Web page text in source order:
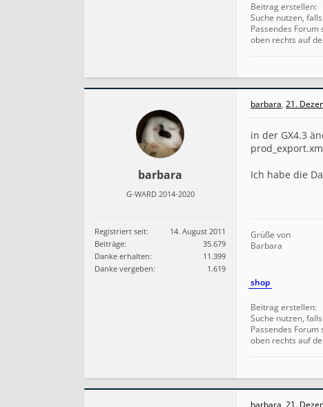
Beitrag erstellen:
Suche nutzen,
Passendes
oben rechts auf
barbara
G-WARD 2014-2020
Registriert seit:
14. August 2011
Beiträge:
35.679
Danke erhalten:
11.399
Danke vergeben:
1.619
barbara, 21.
in der GX4.3
Ich habe die
Grüße von
Barbara
shop
Beitrag erstellen:
Suche nutzen,
Passendes
oben rechts auf
barbara, 21.